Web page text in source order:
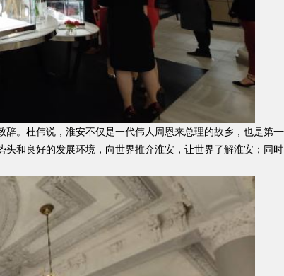
。杜伟说，淮安不仅是一代伟人周恩来总理的故乡，也是第
和良好的发展环境，向世界推介淮安，让世界了解淮安；同